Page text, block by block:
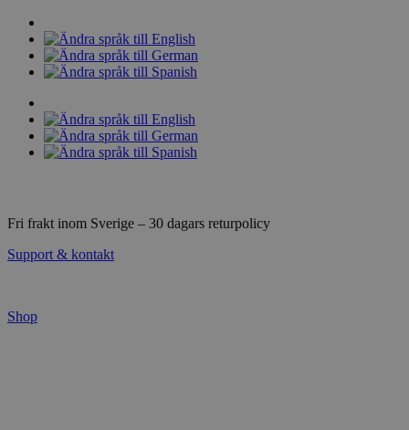
Hoppa
innehåll
Fri frakt inom Sverige – 30 dagars returpolicy
Support & kontakt
Shop